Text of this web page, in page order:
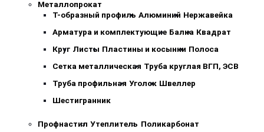
Металлопрокат
Т-образный профиль Алюминий Нержавейка
Арматура и комплектующие Балка Квадрат
Круг Листы Пластины и косынки Полоса
Сетка металлическая Труба круглая ВГП, ЭСВ
Труба профильная Уголок Швеллер
Шестигранник
Профнастил Утеплитель Поликарбонат